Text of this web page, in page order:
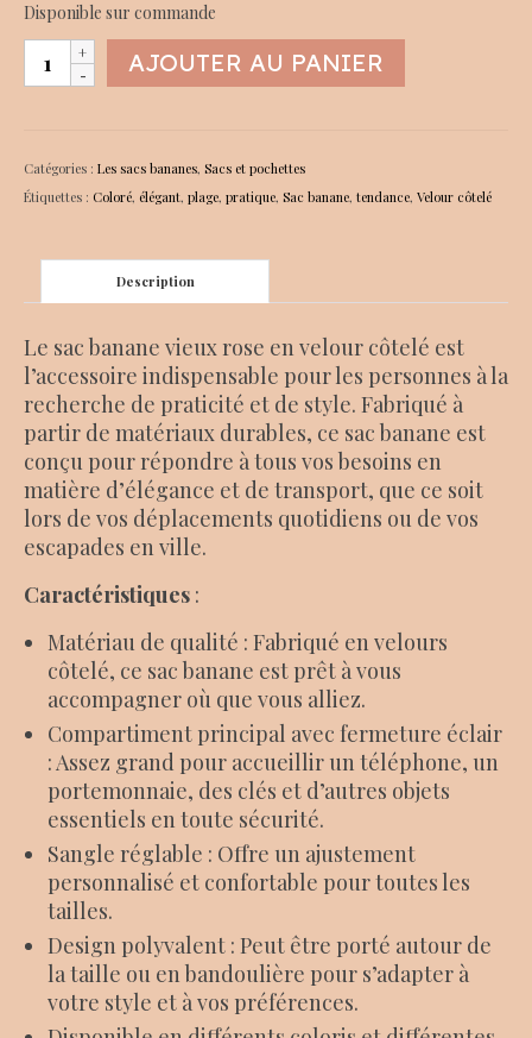
Disponible sur commande
quantité
de
vieux
rose
AJOUTER AU PANIER
Catégories : Les sacs bananes, Sacs et pochettes
Étiquettes : Coloré, élégant, plage, pratique, Sac banane, tendance, Velour côtelé
Description
Le sac banane vieux rose en velour côtelé est
l’accessoire indispensable pour les personnes à la
recherche de praticité et de style. Fabriqué à
partir de matériaux durables, ce sac banane est
conçu pour répondre à tous vos besoins en
matière d’élégance et de transport, que ce soit
lors de vos déplacements quotidiens ou de vos
escapades en ville.
Caractéristiques :
Matériau de qualité : Fabriqué en velours
côtelé, ce sac banane est prêt à vous
accompagner où que vous alliez.
Compartiment principal avec fermeture éclair
: Assez grand pour accueillir un téléphone, un
portemonnaie, des clés et d’autres objets
essentiels en toute sécurité.
Sangle réglable : Offre un ajustement
personnalisé et confortable pour toutes les
tailles.
Design polyvalent : Peut être porté autour de
la taille ou en bandoulière pour s’adapter à
votre style et à vos préférences.